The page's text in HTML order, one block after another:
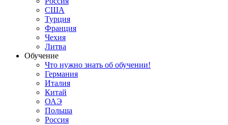
США
Турция
Франция
Чехия
Литва
Обучение
Что нужно знать об обучении!
Германия
Италия
Китай
ОАЭ
Польша
Россия